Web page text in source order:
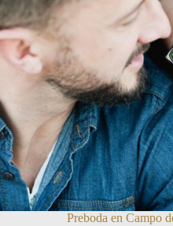
Preboda en Campo